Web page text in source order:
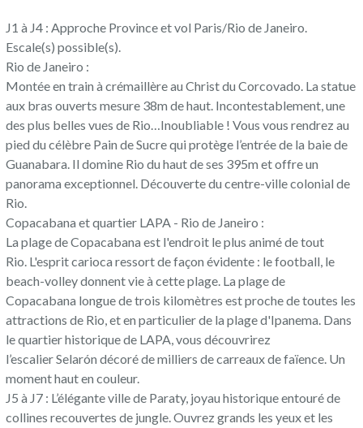
J1 à J4 : Approche Province et vol Paris/Rio de Janeiro.
Escale(s) possible(s).
Rio de Janeiro :
Montée en train à crémaillère au Christ du Corcovado. La statue
aux bras ouverts mesure 38m de haut. Incontestablement, une
des plus belles vues de Rio…Inoubliable ! Vous vous rendrez au
pied du célèbre Pain de Sucre qui protège l’entrée de la baie de
Guanabara. Il domine Rio du haut de ses 395m et offre un
panorama exceptionnel. Découverte du centre-ville colonial de
Rio.
Copacabana et quartier LAPA - Rio de Janeiro :
La plage de Copacabana est l'endroit le plus animé de tout
Rio. L'esprit carioca ressort de façon évidente : le football, le
beach-volley donnent vie à cette plage. La plage de
Copacabana longue de trois kilomètres est proche de toutes les
attractions de Rio, et en particulier de la plage d'Ipanema. Dans
le quartier historique de LAPA, vous découvrirez
l’escalier Selarón décoré de milliers de carreaux de faïence. Un
moment haut en couleur.
J5 à J7 : L’élégante ville de Paraty, joyau historique entouré de
collines recouvertes de jungle. Ouvrez grands les yeux et les